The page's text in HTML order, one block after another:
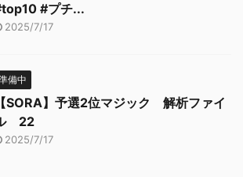
#プチ...
2025/7/17
備中
【SORA】予選2位マジック 解析ファイ
22
2025/7/17